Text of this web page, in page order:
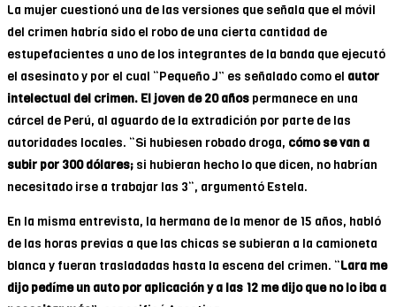
La mujer cuestionó una de las versiones que señala que el móvil
del crimen habría sido el robo de una cierta cantidad de
estupefacientes a uno de los integrantes de la banda que ejecutó
el asesinato y por el cual “Pequeño J” es señalado como el autor
intelectual del crimen. El joven de 20 años permanece en una
cárcel de Perú, al aguardo de la extradición por parte de las
autoridades locales. “Si hubiesen robado droga, cómo se van a
subir por 300 dólares; si hubieran hecho lo que dicen, no habrían
necesitado irse a trabajar las 3“, argumentó Estela.
En la misma entrevista, la hermana de la menor de 15 años, habló
de las horas previas a que las chicas se subieran a la camioneta
blanca y fueran trasladadas hasta la escena del crimen. “Lara me
dijo pedíme un auto por aplicación y a las 12 me dijo que no lo iba a